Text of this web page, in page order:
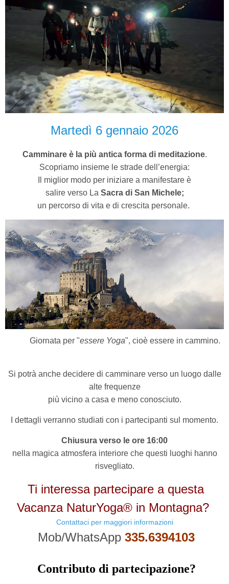
Martedì 6 gennaio 2026
Camminare è la più antica forma di meditazione.
Scopriamo insieme le strade dell’energia:
Il miglior modo per iniziare a manifestare è
salire verso La Sacra di San Michele;
un percorso di vita e di crescita personale.
Giornata per "essere Yoga", cioè essere in cammino.
Si potrà anche decidere di camminare verso un luogo dalle
alte frequenze
più vicino a casa e meno conosciuto.
I dettagli verranno studiati con i partecipanti sul momento.
Chiusura verso le ore 16:00
nella magica atmosfera interiore che questi luoghi hanno
risvegliato.
Ti interessa partecipare a questa
Vacanza NaturYoga® in Montagna?
Contattaci per maggiori informazioni
Mob/WhatsApp 335.6394103
Contributo di partecipazione?